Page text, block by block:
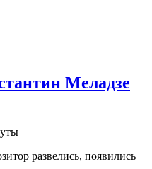
Меладзе
развелись, появились